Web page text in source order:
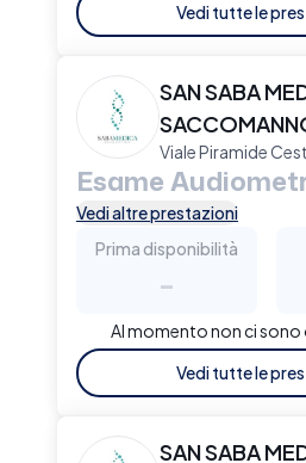
Vedi tutte le
SAN SABA
Viale Piramide
Esame
Vedi altre prestazioni
Prima disponibilità
-
Al momento non ci sono
Vedi tutte le
SAN SABA